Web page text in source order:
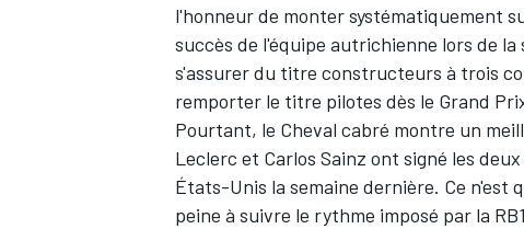
WEC
l'honneur de monter systématiquement
succès de l'équipe autrichienne lors de
s'assurer du titre constructeurs à trois
remporter le titre pilotes dès le Grand
Pourtant, le Cheval cabré montre un
Leclerc et Carlos Sainz ont signé les
États-Unis la semaine dernière. Ce n'est
peine à suivre le rythme imposé par la